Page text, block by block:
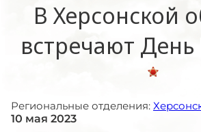
В Херсонской
встречают
Региональные отделения:
10 мая 2023